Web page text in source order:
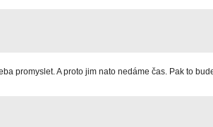
promyslet. A proto jim nato nedáme čas. Pak to